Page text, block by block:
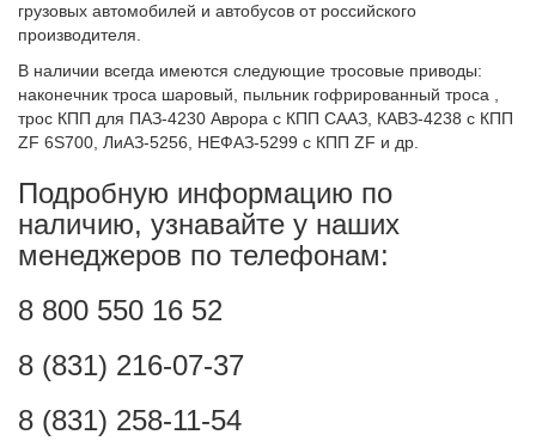
грузовых автомобилей и автобусов от российского
производителя.
В наличии всегда имеются следующие тросовые приводы:
наконечник троса шаровый, пыльник гофрированный троса
трос КПП для ПАЗ-4230 Аврора с КПП СААЗ, КАВЗ-4238 с КПП
ZF 6S700, ЛиАЗ-5256, НЕФАЗ-5299 c КПП ZF и др.
Подробную информацию по
наличию, узнавайте у наших
менеджеров по телефонам:
8 800 550 16 52
8 (831) 216-07-37
8 (831) 258-11-54